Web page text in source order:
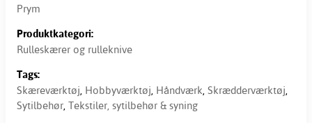
Prym
Produktkategori:
Rulleskærer og rulleknive
Tags:
Skæreværktøj, Hobbyværktøj, Håndværk, Skrædderværktøj,
Sytilbehør, Tekstiler, sytilbehør & syning